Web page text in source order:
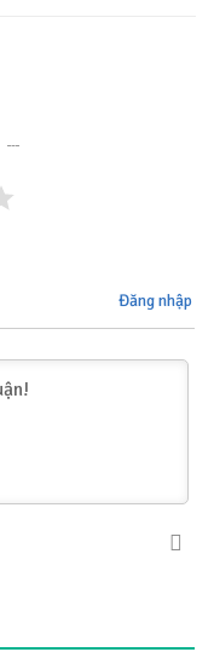
Đăng nhập